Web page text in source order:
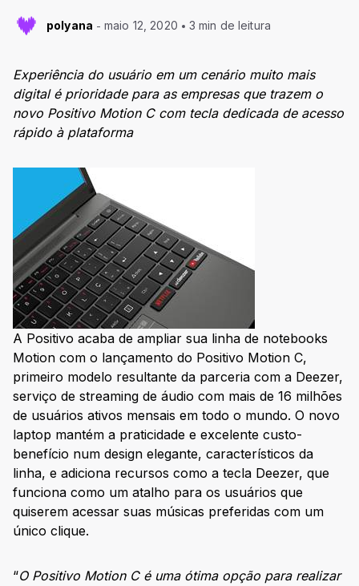
polyana maio 12, 2020 3 min de leitura
Experiência do usuário em um cenário muito mais
digital é prioridade para as empresas que trazem o
novo Positivo Motion C com tecla dedicada de acesso
rápido à plataforma
A Positivo acaba de ampliar sua linha de notebooks
Motion com o lançamento do Positivo Motion C,
primeiro modelo resultante da parceria com a Deezer,
serviço de streaming de áudio com mais de 16 milhões
de usuários ativos mensais em todo o mundo. O novo
laptop mantém a praticidade e excelente custo-
benefício num design elegante, característicos da
linha, e adiciona recursos como a tecla Deezer, que
funciona como um atalho para os usuários que
quiserem acessar suas músicas preferidas com um
único clique.
“O Positivo Motion C é uma ótima opção para realizar